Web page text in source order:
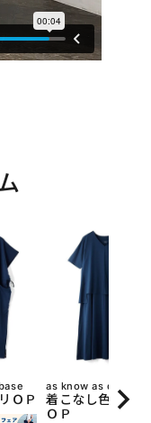
ＯＰ
as know as de base
着こなし色々カ
ＯＰ